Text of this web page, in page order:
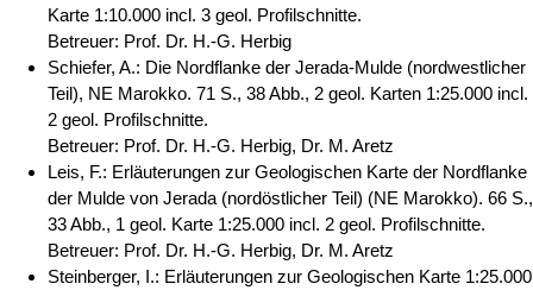
Karte 1:10.000 incl. 3 geol. Profilschnitte.
Betreuer: Prof. Dr. H.-G. Herbig
Schiefer, A.: Die Nordflanke der Jerada-Mulde (nordwestlicher
Teil), NE Marokko. 71 S., 38 Abb., 2 geol. Karten 1:25.000 incl.
2 geol. Profilschnitte.
Betreuer: Prof. Dr. H.-G. Herbig, Dr. M. Aretz
Leis, F.: Erläuterungen zur Geologischen Karte der Nordflanke
der Mulde von Jerada (nordöstlicher Teil) (NE Marokko). 66 S.,
33 Abb., 1 geol. Karte 1:25.000 incl. 2 geol. Profilschnitte.
Betreuer: Prof. Dr. H.-G. Herbig, Dr. M. Aretz
Steinberger, I.: Erläuterungen zur Geologischen Karte 1:25.000